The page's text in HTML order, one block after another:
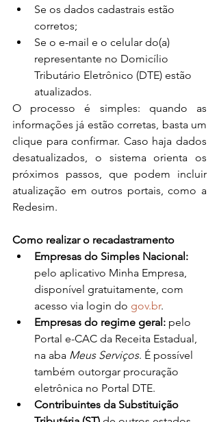
Se os dados cadastrais estão
corretos;
Se o e-mail e o celular do(a)
representante no Domicílio
Tributário Eletrônico (DTE) estão
atualizados.
O processo é simples: quando as
informações já estão corretas, basta um
clique para confirmar. Caso haja dados
desatualizados, o sistema orienta os
próximos passos, que podem incluir
atualização em outros portais, como a
Redesim.
Como realizar o recadastramento
Empresas do Simples Nacional:
pelo aplicativo Minha Empresa,
disponível gratuitamente, com
acesso via login do gov.br.
Empresas do regime geral: pelo
Portal e-CAC da Receita Estadual,
na aba Meus Serviços. É possível
também outorgar procuração
eletrônica no Portal DTE.
Contribuintes da Substituição